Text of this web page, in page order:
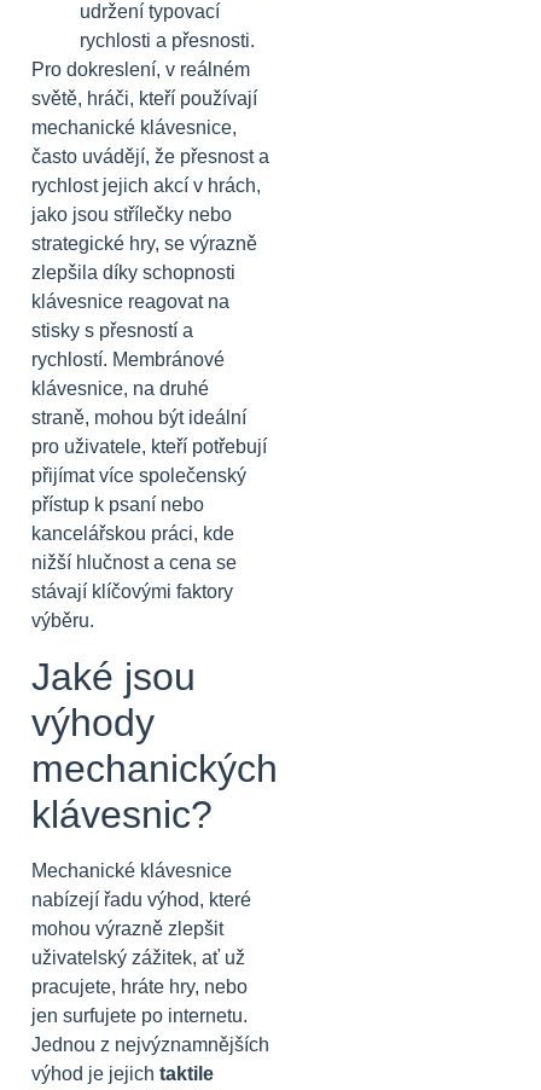
udržení typovací
rychlosti a přesnosti.
Pro dokreslení, v reálném
světě, hráči, kteří používají
mechanické klávesnice,
často uvádějí, že přesnost a
rychlost jejich akcí v hrách,
jako jsou střílečky nebo
strategické hry, se výrazně
zlepšila díky schopnosti
klávesnice reagovat na
stisky s přesností a
rychlostí. Membránové
klávesnice, na druhé
straně, mohou být ideální
pro uživatele, kteří potřebují
přijímat více společenský
přístup k psaní nebo
kancelářskou práci, kde
nižší hlučnost a cena se
stávají klíčovými faktory
výběru.
Jaké jsou
výhody
mechanických
klávesnic?
Mechanické klávesnice
nabízejí řadu výhod, které
mohou výrazně zlepšit
uživatelský zážitek, ať už
pracujete, hráte hry, nebo
jen surfujete po internetu.
Jednou z nejvýznamnějších
výhod je jejich taktile